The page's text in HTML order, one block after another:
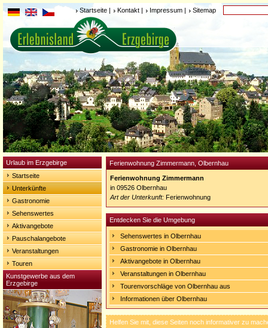
Startseite | Kontakt | Impressum | Sitemap
Urlaub im Erzgebirge
Startseite
Unterkünfte
Gastronomie
Sehenswertes
Aktivangebote
Pauschalangebote
Veranstaltungen
Touren
Kunstgewerbe aus dem
Erzgebirge
Ferienwohnung Zimmermann, Olbernhau
Ferienwohnung Zimmermann
in 09526 Olbernhau
Art der Unterkunft: Ferienwohnung
Entdecken Sie die Umgebung
Sehenswertes in Olbernhau
Gastronomie in Olbernhau
Aktivangebote in Olbernhau
Veranstaltungen in Olbernhau
Tourenvorschläge von Olbernhau aus
Informationen über Olbernhau
Helfen Sie mit, diese Seiten noch informativer zu